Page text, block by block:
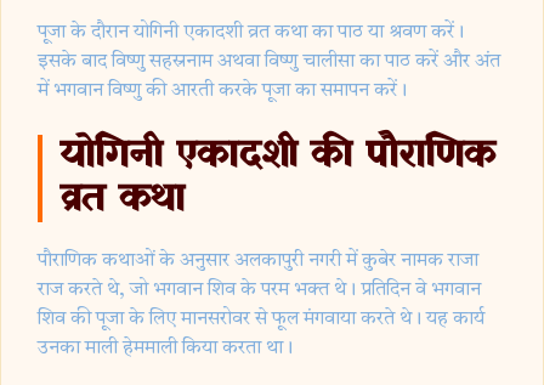
पूजा के दौरान योगिनी एकादशी व्रत कथा का पाठ या श्रवण करें।
इसके बाद विष्णु सहस्रनाम अथवा विष्णु चालीसा का पाठ करें और अंत
में भगवान विष्णु की आरती करके पूजा का समापन करें।
योगिनी एकादशी की पौराणिक
व्रत कथा
पौराणिक कथाओं के अनुसार अलकापुरी नगरी में कुबेर नामक राजा
राज करते थे, जो भगवान शिव के परम भक्त थे। प्रतिदिन वे भगवान
शिव की पूजा के लिए मानसरोवर से फूल मंगवाया करते थे। यह कार्य
उनका माली हेममाली किया करता था।